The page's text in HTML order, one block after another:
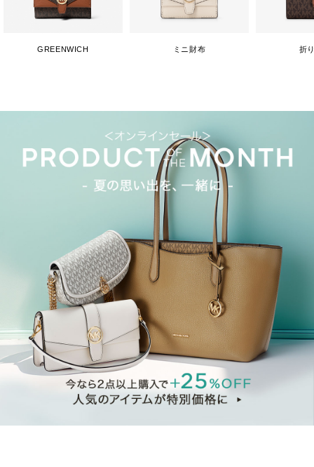
GREENWICH ミニ財布 折